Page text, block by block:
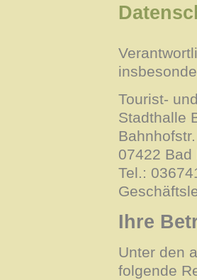
Tourist-
Stadthalle
07422 Bad
Tel.:
Ihre
Unter den
folgende